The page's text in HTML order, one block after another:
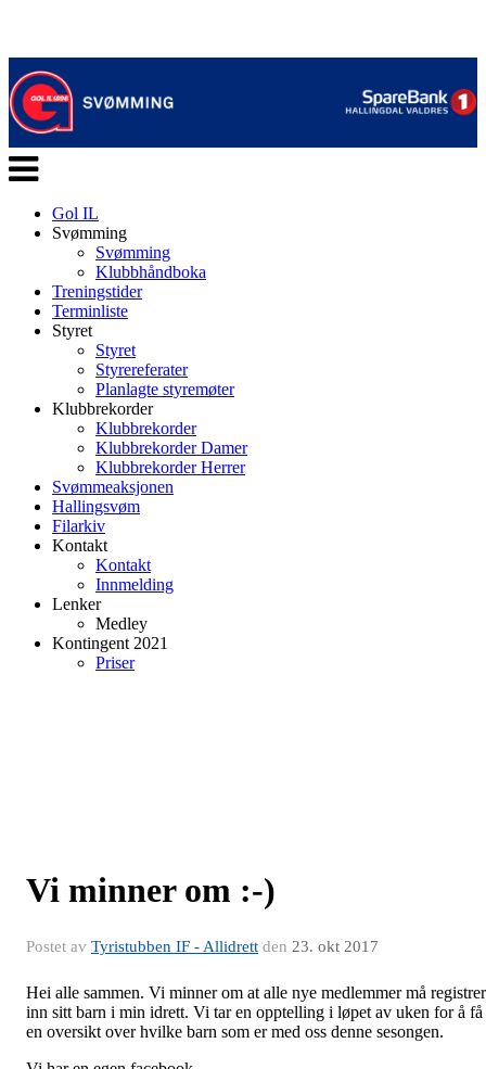
Veksle
navigasjon
Gol IL
Svømming
Svømming
Klubbhåndboka
Treningstider
Terminliste
Styret
Styret
Styrereferater
Planlagte styremøter
Klubbrekorder
Klubbrekorder
Klubbrekorder Damer
Klubbrekorder Herrer
Svømmeaksjonen
Hallingsvøm
Filarkiv
Kontakt
Kontakt
Innmelding
Lenker
Medley
Kontingent 2021
Priser
Vi minner om :-)
Postet av Tyristubben IF - Allidrett den 23. okt 2017
Hei alle sammen. Vi minner om at alle nye medlemmer må
inn sitt barn i min idrett. Vi tar en opptelling i løpet av uken for å få
en oversikt over hvilke barn som er med oss denne sesongen.